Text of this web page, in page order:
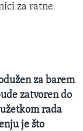
za ratne
za barem
zatvoren do
rada
je što